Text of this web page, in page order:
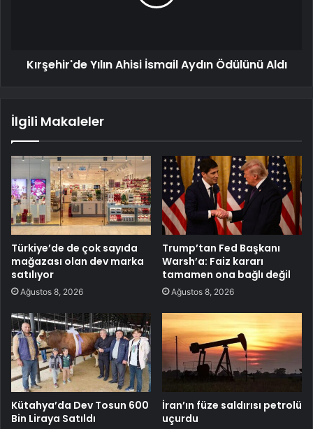
Kırşehir'de Yılın Ahisi İsmail Aydın Ödülünü Aldı
İlgili Makaleler
Türkiye’de de çok sayıda
mağazası olan dev marka
satılıyor
Ağustos 8, 2026
Trump’tan Fed Başkanı
Warsh’a: Faiz kararı
tamamen ona bağlı değil
Ağustos 8, 2026
Kütahya’da Dev Tosun 600
Bin Liraya Satıldı
İran’ın füze saldırısı petrolü
uçurdu